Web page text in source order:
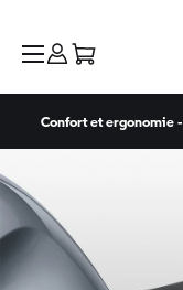
Confort et ergonomie